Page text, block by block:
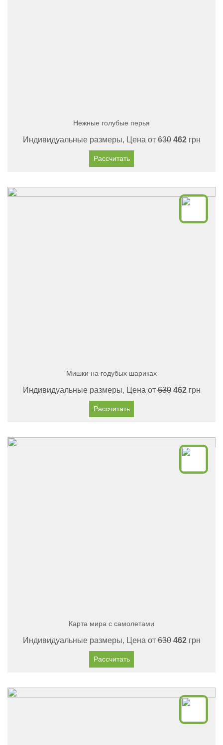
Нежные голубые перья
Индивидуальные размеры, Цена от630 462грн
Рассчитать
Мишки на годубых шариках
Индивидуальные размеры, Цена от630 462грн
Рассчитать
Карта мира с самолетами
Индивидуальные размеры, Цена от630 462грн
Рассчитать